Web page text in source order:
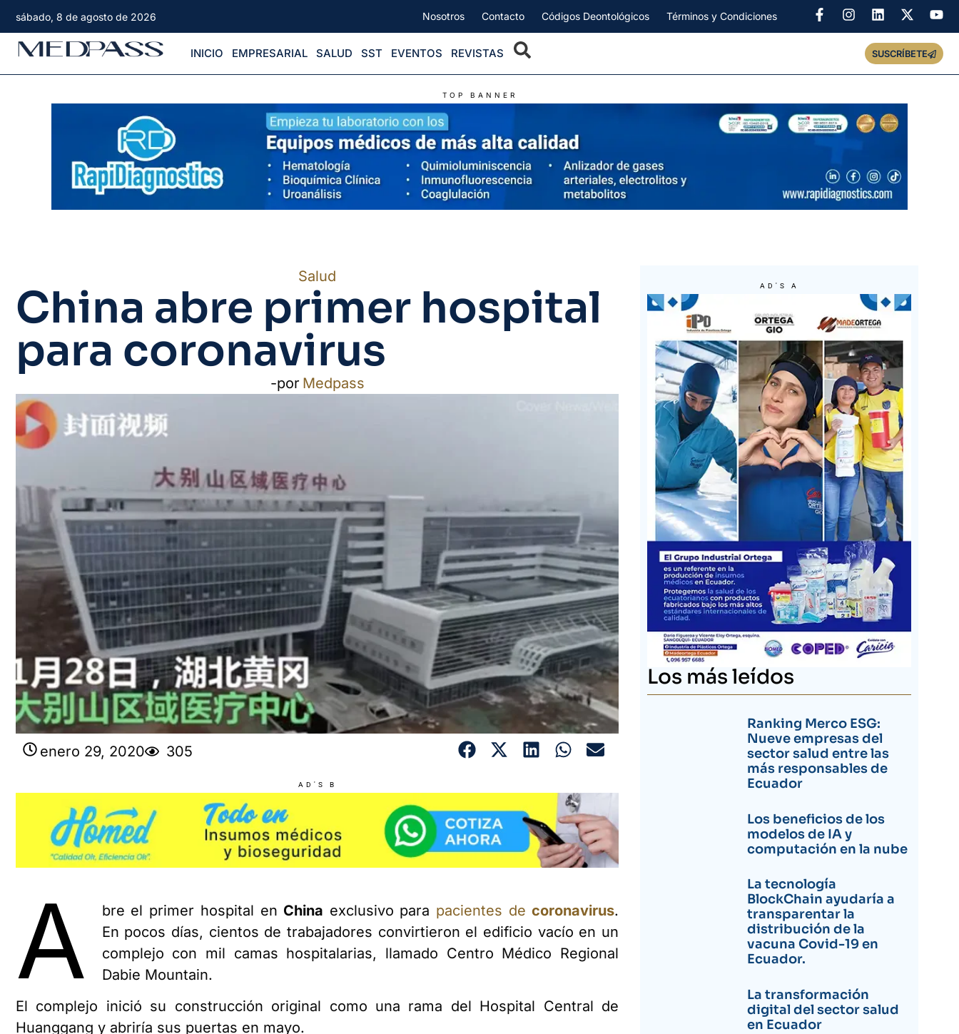
sábado, 8 de agosto de 2026 Nosotros Contacto Códigos Deontológicos Términos y Condiciones
INICIO EMPRESARIAL SALUD SST EVENTOS REVISTAS SUSCRÍBETE
TOP BANNER
Salud
China abre primer hospital
para coronavirus
-por Medpass
enero 29, 2020 305
AD'S B
A bre el primer hospital en China exclusivo para pacientes de coronavirus.
En pocos días, cientos de trabajadores convirtieron el edificio vacío en un
complejo con mil camas hospitalarias, llamado Centro Médico Regional
Dabie Mountain.
El complejo inició su construcción original como una rama del Hospital Central de
Huanggang y abriría sus puertas en mayo.
AD'S A
Los más leídos
Ranking Merco ESG:
Nueve empresas del
sector salud entre las
más responsables de
Ecuador
Los beneficios de los
modelos de IA y
computación en la nube
La tecnología
BlockChain ayudaría a
transparentar la
distribución de la
vacuna Covid-19 en
Ecuador.
La transformación
digital del sector salud
en Ecuador